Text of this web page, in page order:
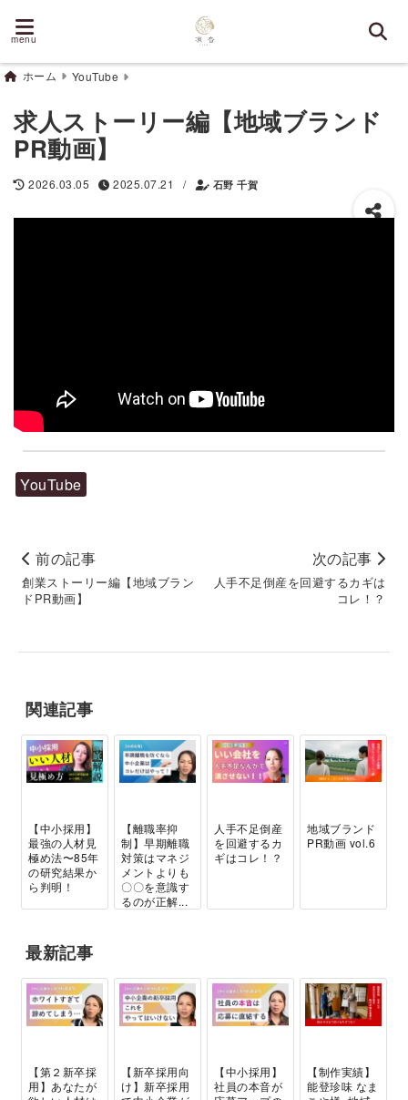
menu
ホーム YouTube
求人ストーリー編【地域ブランド
PR動画】
2026.03.05 2025.07.21 / 石野 千賀
YouTube
前の記事
創業ストーリー編【地域ブラン
ドPR動画】
次の記事
人手不足倒産を回避するカギは
コレ！？
関連記事
【中小採用】
最強の人材見
極め法〜85年
の研究結果か
ら判明！
【離職率抑
制】早期離職
対策はマネジ
メントよりも
〇〇を意識す
るのが正解...
人手不足倒産
を回避するカ
ギはコレ！？
地域ブランド
PR動画 vol.6
最新記事
【第２新卒採
用】あなたが
【新卒採用向
け】新卒採用
【中小採用】
社員の本音が
【制作実績】
能登珍味 なま